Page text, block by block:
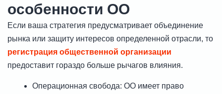
особенности ОО
Если ваша стратегия предусматривает объединение
рынка или защиту интересов определенной отрасли, то
регистрация общественной организации
предоставит гораздо больше рычагов влияния.
Операционная свобода: ОО имеет право